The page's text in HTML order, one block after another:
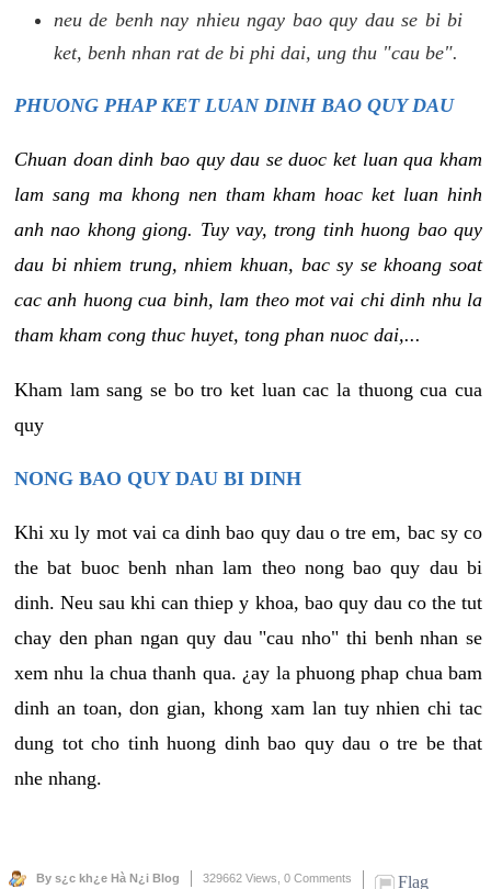
neu de benh nay nhieu ngay bao quy dau se bi bi
ket, benh nhan rat de bi phi dai, ung thu "cau be".
PHUONG PHAP KET LUAN DINH BAO QUY DAU
Chuan doan dinh bao quy dau se duoc ket luan qua kham
lam sang ma khong nen tham kham hoac ket luan hinh
anh nao khong giong. Tuy vay, trong tinh huong bao quy
dau bi nhiem trung, nhiem khuan, bac sy se khoang soat
cac anh huong cua binh, lam theo mot vai chi dinh nhu la
tham kham cong thuc huyet, tong phan nuoc dai,...
Kham lam sang se bo tro ket luan cac la thuong cua cua
quy
NONG BAO QUY DAU BI DINH
Khi xu ly mot vai ca dinh bao quy dau o tre em, bac sy co
the bat buoc benh nhan lam theo nong bao quy dau bi
dinh. Neu sau khi can thiep y khoa, bao quy dau co the tut
chay den phan ngan quy dau "cau nho" thi benh nhan se
xem nhu la chua thanh qua. ¿ay la phuong phap chua bam
dinh an toan, don gian, khong xam lan tuy nhien chi tac
dung tot cho tinh huong dinh bao quy dau o tre be that
nhe nhang.
By s¿c kh¿e Hà N¿i Blog 329662 Views, 0 Comments Flag